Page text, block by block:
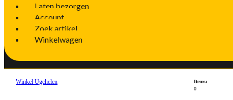
Laten bezorgen
Account
Zoek artikel
Winkelwagen